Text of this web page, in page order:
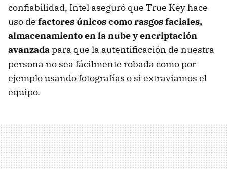
confiabilidad, Intel aseguró que True Key hace
uso de factores únicos como rasgos faciales,
almacenamiento en la nube y encriptación
avanzadapara que la autentificación de nuestra
persona no sea fácilmente robada como por
ejemplo usando fotografías o si extraviamos el
equipo.